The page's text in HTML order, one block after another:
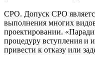
СРО. Допуск СРО
выполнения многих
проектировании.
процедуру вступления и
привести к отказу или